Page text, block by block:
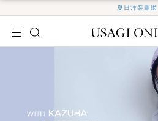
夏日洋裝圖鑑